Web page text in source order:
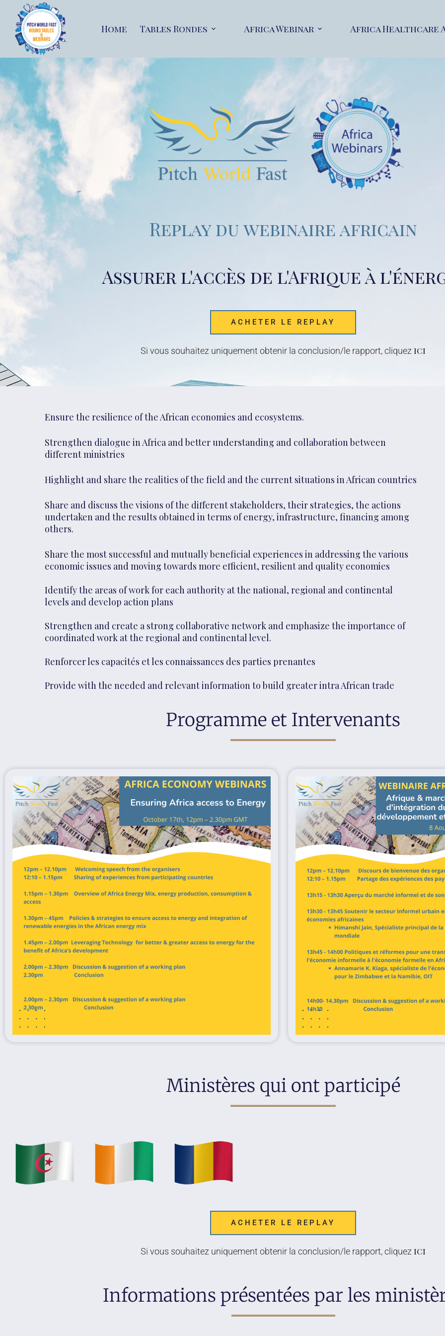
Home Tables Rondes Africa Webinar Africa Healthcare
Replay du webinaire africain
Assurer l'accès de l'Afrique à
ACHETER LE REPLAY
Si vous souhaitez uniquement obtenir la conclusion/le rapport, cliquez ici
Ensure the resilience of the African economies and ecosystems.
Strengthen dialogue in Africa and better understanding and collaboration between
different ministries
Highlight and share the realities of the field and the current situations in African countries
Share and discuss the visions of the different stakeholders, their strategies, the actions
undertaken and the results obtained in terms of energy, infrastructure, financing among
others.
Share the most successful and mutually beneficial experiences in addressing the various
economic issues and moving towards more efficient, resilient and quality economies
Identify the areas of work for each authority at the national, regional and continental
levels and develop action plans
Strengthen and create a strong collaborative network and emphasize the importance of
coordinated work at the regional and continental level.
Renforcer les capacités et les connaissances des parties prenantes
Provide with the needed and relevant information to build greater intra African trade
Programme et Intervenants
Ministères qui ont participé
ACHETER LE REPLAY
Si vous souhaitez uniquement obtenir la conclusion/le rapport, cliquezici
Informations présentées par les